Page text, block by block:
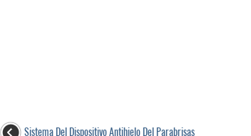
Sistema Del Dispositivo Antihielo Del Parabrisas